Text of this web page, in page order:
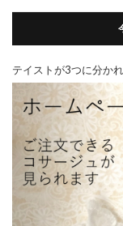
テイストが3つに分か